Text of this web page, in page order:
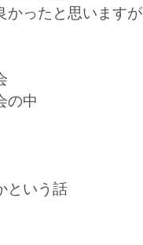
かったと思いますが
の中
という話